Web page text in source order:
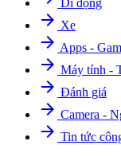
Di động
arrow_forward Xe
arrow_forward Apps -
arrow_forward Máy tính -
arrow_forward Đánh giá
arrow_forward Camera -
arrow_forward Tin tức